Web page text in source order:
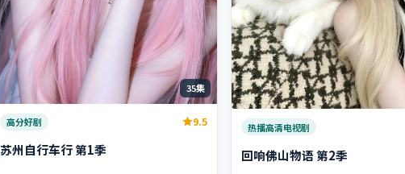
35集
高分好剧 9.5
苏州自行车行 第1季
热播高清电视剧
回响佛山物语 第2季